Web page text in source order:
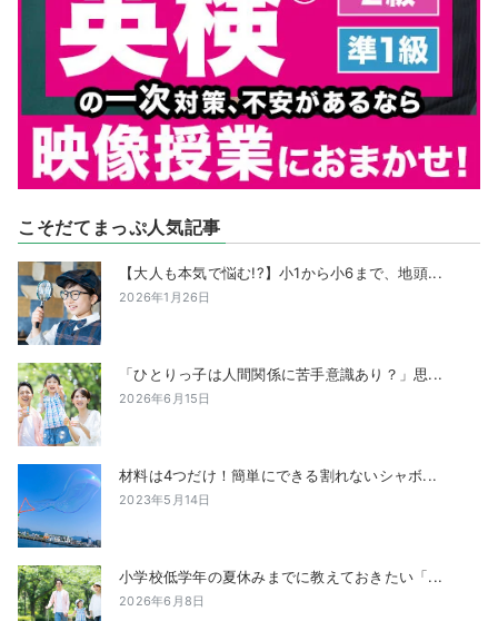
こそだてまっぷ人気記事
【大人も本気で悩む!?】小1から小6まで、地頭...
2026年1月26日
「ひとりっ子は人間関係に苦手意識あり？」思...
2026年6月15日
材料は4つだけ！簡単にできる割れないシャボ...
2023年5月14日
小学校低学年の夏休みまでに教えておきたい「...
2026年6月8日